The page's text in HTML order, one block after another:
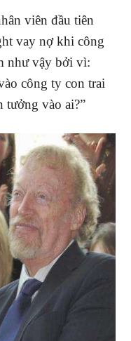
viên đầu tiên
vay nợ khi công
như vậy bởi vì:
công ty con trai
tưởng vào ai?”